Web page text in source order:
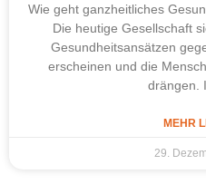
Wie geht ganzheitliches
Die heutige Gesellschaft
Gesundheitsansätzen
erscheinen und die
drängen.
MEHR
29.